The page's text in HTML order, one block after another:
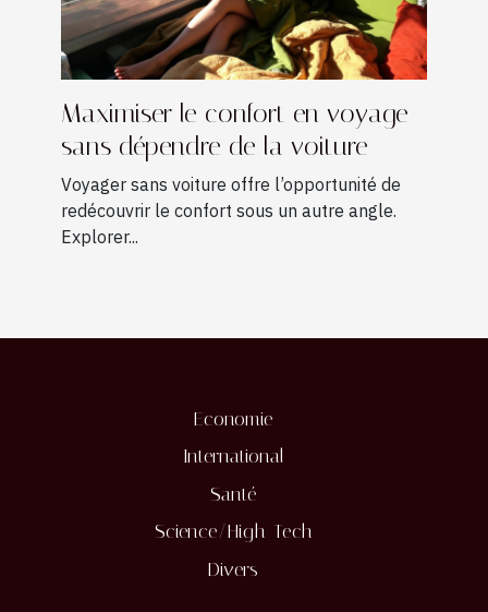
Maximiser le confort en voyage
sans dépendre de la voiture
Voyager sans voiture offre l’opportunité de
redécouvrir le confort sous un autre angle.
Explorer...
Economie
International
Santé
Science/High-Tech
Divers